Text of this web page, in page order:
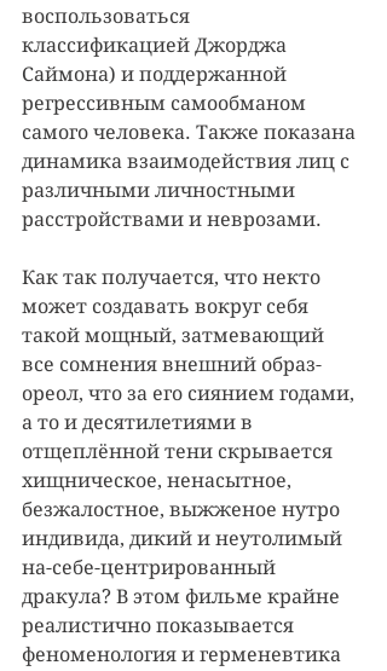
воспользоваться
классификацией Джорджа
Саймона) и поддержанной
регрессивным самообманом
самого человека. Также показана
динамика взаимодействия лиц с
различными личностными
расстройствами и неврозами.
Как так получается, что некто
может создавать вокруг себя
такой мощный, затмевающий
все сомнения внешний образ-
ореол, что за его сиянием годами,
а то и десятилетиями в
отщеплённой тени скрывается
хищническое, ненасытное,
безжалостное, выжженое нутро
индивида, дикий и неутолимый
на-себе-центрированный
дракула? В этом фильме крайне
реалистично показывается
феноменология и герменевтика